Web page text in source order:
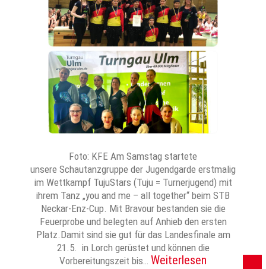
Foto: KFE Am Samstag startete
unsere Schautanzgruppe der Jugendgarde erstmalig
im Wettkampf TujuStars (Tuju = Turnerjugend) mit
ihrem Tanz „you and me – all together“ beim STB
Neckar-Enz-Cup. Mit Bravour bestanden sie die
Feuerprobe und belegten auf Anhieb den ersten
Platz.Damit sind sie gut für das Landesfinale am
21.5. in Lorch gerüstet und können die
Vorbereitungszeit bis… Weiterlesen